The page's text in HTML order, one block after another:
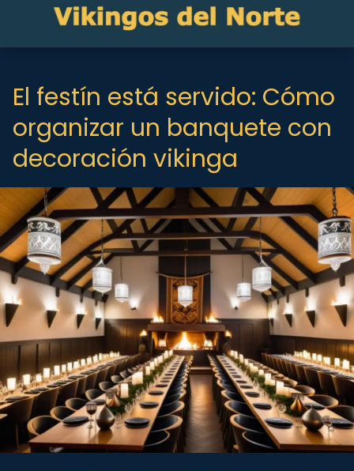
El festín está servido: Cómo
organizar un banquete con
decoración vikinga